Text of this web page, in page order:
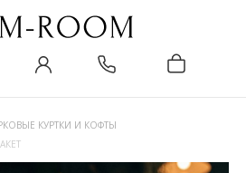
КУРТКИ И КОФТЫ